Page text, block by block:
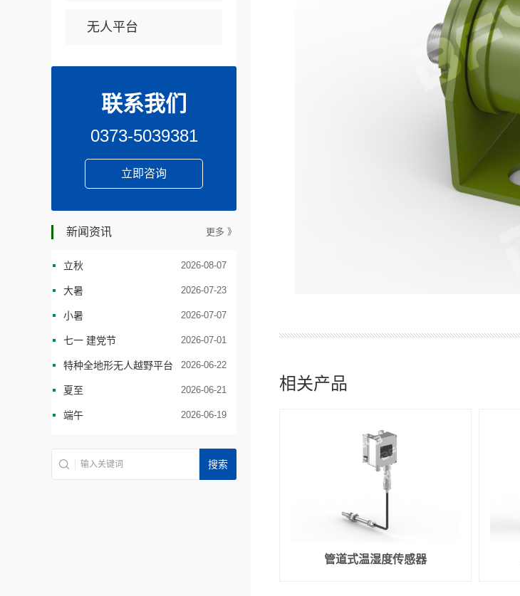
相关产品
管道式温湿度传感器
无人平台
联系我们
0373-5039381
立即咨询
新闻资讯 更多 》
立秋 2026-08-07
大暑 2026-07-23
小暑 2026-07-07
七一 建党节 2026-07-01
特种全地形无人越野平台 2026-06-22
夏至 2026-06-21
端午 2026-06-19